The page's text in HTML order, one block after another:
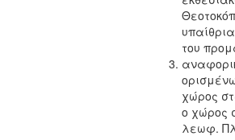
του
χώρος
ο χώρος
λεωφ.